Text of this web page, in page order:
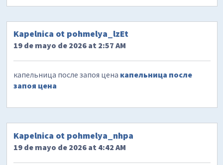
Kapelnica ot pohmelya_lzEt
19 de mayo de 2026 at 2:57 AM
капельница после запоя цена капельница после
запоя цена
Kapelnica ot pohmelya_nhpa
19 de mayo de 2026 at 4:42 AM